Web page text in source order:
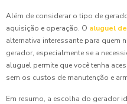
Além de considerar o tipo de
aquisição e operação. O aluguel
alternativa interessante para quem
gerador, especialmente se a
aluguel permite que você tenha
sem os custos de manutenção e
Em resumo, a escolha do gerador